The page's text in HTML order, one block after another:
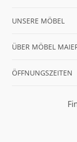
UNSERE MÖBEL
ÜBER MÖBEL
ÖFFNUNGSZEITEN